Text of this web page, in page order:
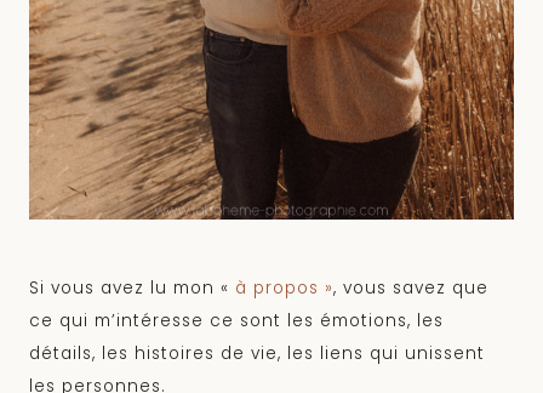
Si vous avez lu mon « à propos », vous savez que
ce qui m’intéresse ce sont les émotions, les
détails, les histoires de vie, les liens qui unissent
les personnes.